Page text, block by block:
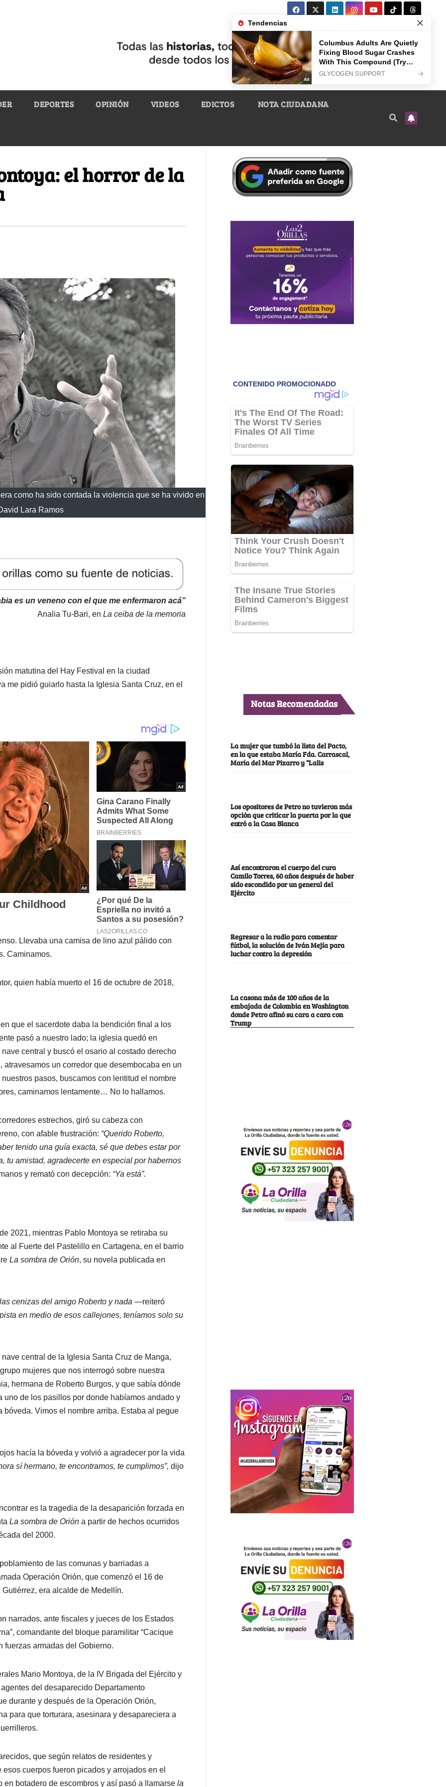
DEPORTES OPINIÓN VIDEOS EDICTOS NOTA CIUDADANA
el horror de la
como ha sido contada la violencia que se ha vivido en
Lara Ramos
es un veneno con el que me enfermaron acá”
Analia Tu-Bari, en La ceiba de la memoria
matutina del Hay Festival en la ciudad
me pidió guiarlo hasta la Iglesia Santa Cruz, en el
Llevaba una camisa de lino azul pálido con
Caminamos.
quien había muerto el 16 de octubre de 2018,
que el sacerdote daba la bendición final a los
pasó a nuestro lado; la iglesia quedó en
central y buscó el osario al costado derecho
un corredor que desembocaba en un
pasos, buscamos con lentitud el nombre
caminamos lentamente… No lo hallamos.
estrechos, giró su cabeza con
con afable frustración: “Querido Roberto,
tenido una guía exacta, sé que debes estar por
amistad, agradecerte en especial por habernos
y remató con decepción: “Ya está”.
2021, mientras Pablo Montoya se retiraba su
al Fuerte del Pastelillo en Cartagena, en el barrio
La sombra de Orión, su novela publicada en
cenizas del amigo Roberto y nada —reiteró
en medio de esos callejones, teníamos solo su
central de la Iglesia Santa Cruz de Manga,
mujeres que nos interrogó sobre nuestra
hermana de Roberto Burgos, y que sabía dónde
de los pasillos por donde habíamos andado y
Vimos el nombre arriba. Estaba al pegue
hacía la bóveda y volvió a agradecer por la vida
sí hermano, te encontramos, te cumplimos”, dijo
es la tragedia de la desaparición forzada en
La sombra de Orión a partir de hechos ocurridos
del 2000.
de las comunas y barriadas a
Operación Orión, que comenzó el 16 de
era alcalde de Medellín.
narrados, ante fiscales y jueces de los Estados
comandante del bloque paramilitar “Cacique
fuerzas armadas del Gobierno.
Mario Montoya, de la IV Brigada del Ejército y
del desaparecido Departamento
durante y después de la Operación Orión,
para que torturara, asesinara y desapareciera a
que según relatos de residentes y
cuerpos fueron picados y arrojados en el
botadero de escombros y así pasó a llamarse la
Notas Recomendadas
La mujer que tumbó la lista del Pacto,
en la que estaba María Fda. Carrascal,
María del Mar Pizarro y “Lalis
Los opositores de Petro no tuvieron más
opción que criticar la puerta por la que
entró a la Casa Blanca
Así encontraron el cuerpo del cura
Camilo Torres, 60 años después de haber
sido escondido por un general del
Ejército
Regresar a la radio para comentar
fútbol, la solución de Iván Mejía para
luchar contra la depresión
La casona más de 100 años de la
embajada de Colombia en Washington
donde Petro afinó su cara a cara con
Trump